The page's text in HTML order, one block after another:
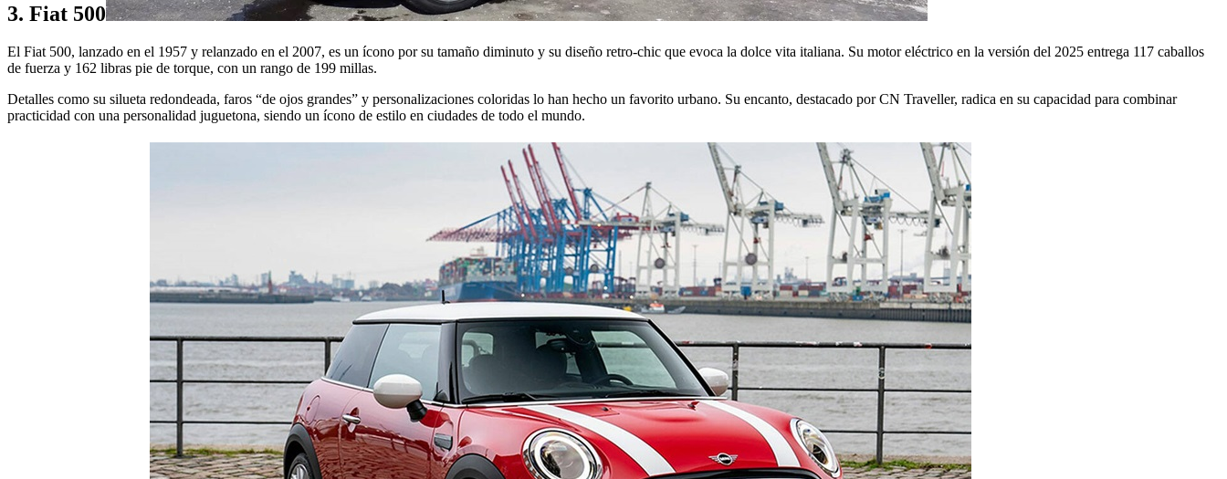
3. Fiat 500
El Fiat 500, lanzado en el 1957 y relanzado en el 2007, es un ícono por su tamaño diminuto y su diseño retro-chic que evoca la dolce vita italiana. Su motor eléctrico en la versión del 2025 entrega 117 caballos
de fuerza y 162 libras pie de torque, con un rango de 199 millas.
Detalles como su silueta redondeada, faros “de ojos grandes” y personalizaciones coloridas lo han hecho un favorito urbano. Su encanto, destacado por CN Traveller, radica en su capacidad para combinar
practicidad con una personalidad juguetona, siendo un ícono de estilo en ciudades de todo el mundo.